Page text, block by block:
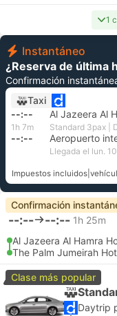
1
Instantáneo
¿Reserva de última
Confirmación
Taxi
--:--
1h 7m
--:--
Llegada el lun.
Impuestos incluidos
Confirmación
--:-- --:-- 1h 25m
Al Jazeera Al Hamra
The Palm Jumeirah
Clase más popular